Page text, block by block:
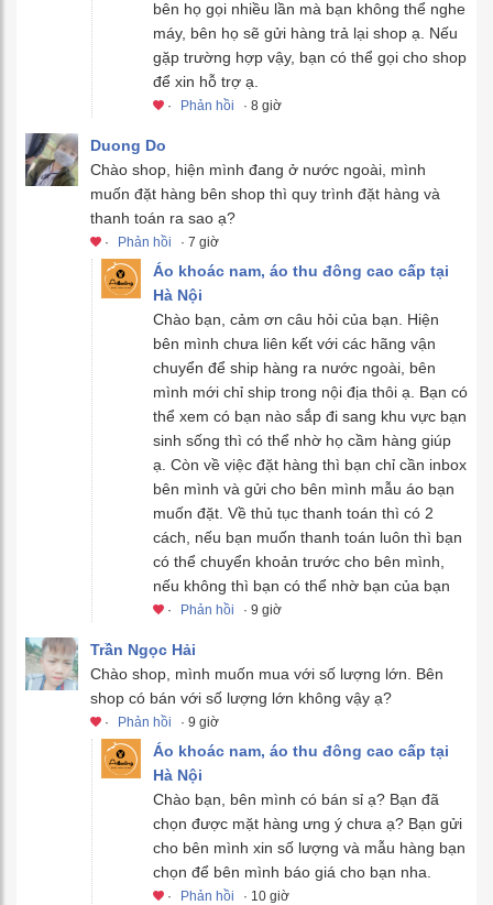
bên họ gọi nhiều lần mà bạn không thể nghe
máy, bên họ sẽ gửi hàng trả lại shop ạ. Nếu
gặp trường hợp vậy, bạn có thể gọi cho shop
để xin hỗ trợ ạ.
· Phản hồi · 8 giờ
Duong Do
Chào shop, hiện mình đang ở nước ngoài, mình
muốn đặt hàng bên shop thì quy trình đặt hàng và
thanh toán ra sao ạ?
· Phản hồi · 7 giờ
Áo khoác nam, áo thu đông cao cấp tại
Hà Nội
Chào bạn, cảm ơn câu hỏi của bạn. Hiện
bên mình chưa liên kết với các hãng vận
chuyển để ship hàng ra nước ngoài, bên
mình mới chỉ ship trong nội địa thôi ạ. Bạn có
thể xem có bạn nào sắp đi sang khu vực bạn
sinh sống thì có thể nhờ họ cầm hàng giúp
ạ. Còn về việc đặt hàng thì bạn chỉ cần inbox
bên mình và gửi cho bên mình mẫu áo bạn
muốn đặt. Về thủ tục thanh toán thì có 2
cách, nếu bạn muốn thanh toán luôn thì bạn
có thể chuyển khoản trước cho bên mình,
nếu không thì bạn có thể nhờ bạn của bạn
· Phản hồi · 9 giờ
Trần Ngọc Hải
Chào shop, mình muốn mua với số lượng lớn. Bên
shop có bán với số lượng lớn không vậy ạ?
· Phản hồi · 9 giờ
Áo khoác nam, áo thu đông cao cấp tại
Hà Nội
Chào bạn, bên mình có bán sỉ ạ? Bạn đã
chọn được mặt hàng ưng ý chưa ạ? Bạn gửi
cho bên mình xin số lượng và mẫu hàng bạn
chọn để bên mình báo giá cho bạn nha.
· Phản hồi · 10 giờ